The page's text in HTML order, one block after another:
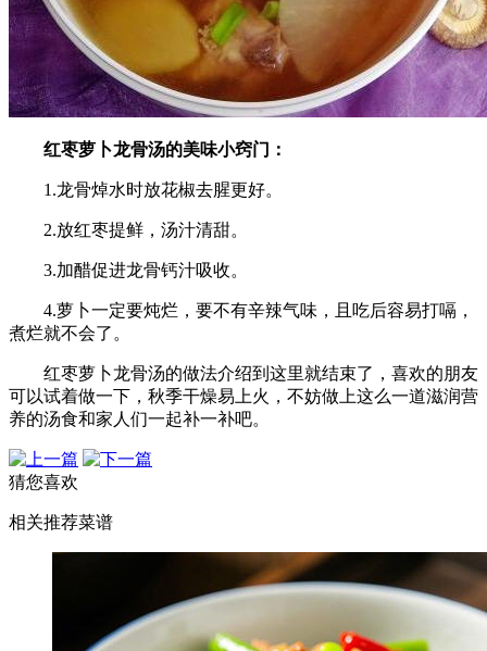
红枣萝卜龙骨汤的美味小窍门：
1.龙骨焯水时放花椒去腥更好。
2.放红枣提鲜，汤汁清甜。
3.加醋促进龙骨钙汁吸收。
4.萝卜一定要炖烂，要不有辛辣气味，且吃后容易打嗝，
煮烂就不会了。
红枣萝卜龙骨汤的做法介绍到这里就结束了，喜欢的朋友
可以试着做一下，秋季干燥易上火，不妨做上这么一道滋润营
养的汤食和家人们一起补一补吧。
猜您喜欢
相关推荐菜谱